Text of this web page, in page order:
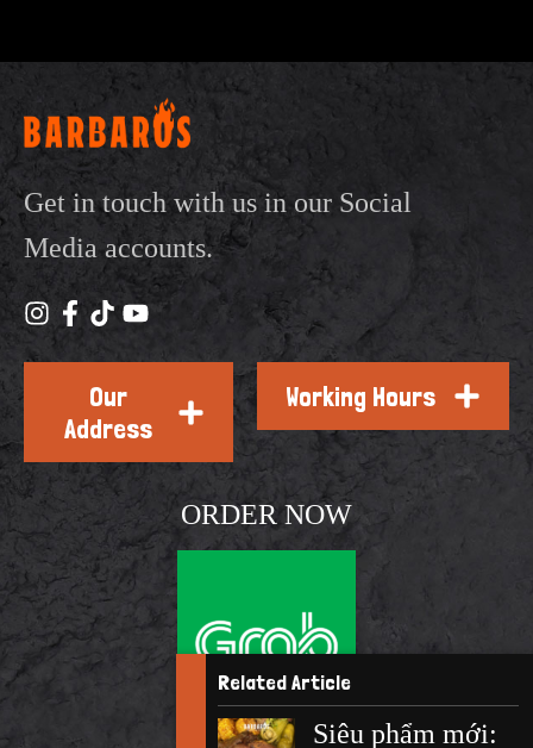
Related Article
Siêu phẩm mới:
Get in touch with us in our Social
Media accounts.
Our
Address
Working Hours
ORDER NOW